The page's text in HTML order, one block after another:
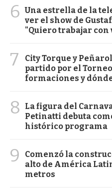
6 Una estrella de la
ver el show de
"Quiero trabajar con
7
City Torque y
partido por el
formaciones y
8
La figura del
Petinatti debuta
histórico programa
9
Comenzó la
alto de América
metros